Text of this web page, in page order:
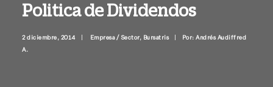
Otros
Politica de Dividendos
2 diciembre, 2014 Empresa / Sector, Bursatris
Por: Andrés Audiffred
A.